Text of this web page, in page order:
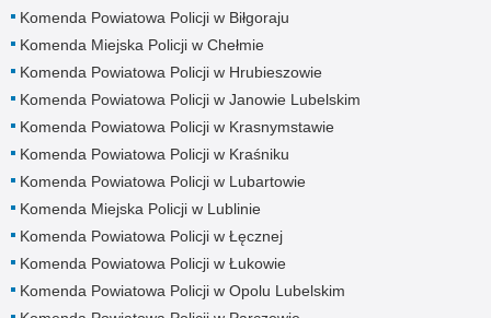
Komenda Powiatowa Policji w Biłgoraju
Komenda Miejska Policji w Chełmie
Komenda Powiatowa Policji w Hrubieszowie
Komenda Powiatowa Policji w Janowie Lubelskim
Komenda Powiatowa Policji w Krasnymstawie
Komenda Powiatowa Policji w Kraśniku
Komenda Powiatowa Policji w Lubartowie
Komenda Miejska Policji w Lublinie
Komenda Powiatowa Policji w Łęcznej
Komenda Powiatowa Policji w Łukowie
Komenda Powiatowa Policji w Opolu Lubelskim